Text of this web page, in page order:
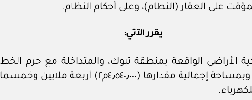
على العقار (النظام)، وعلى أحكام النظام.
يقرر الآتي:
محطة تبوك بمحطة البحيرة، بطول (٧٨ كم)، وبمساحة